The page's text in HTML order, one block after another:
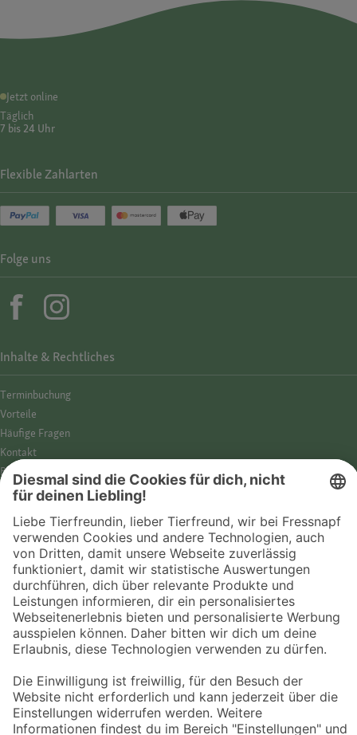
Jetzt online
Täglich
7 bis 24 Uhr
© 2026 Fressnapf Tiernahrungs GmbH
Inhalte & Rechtliches
Termin­buchung
Vorteile
Häufige Fragen
Kontakt
Barrierefreiheit
Impressum
Cookies
AGB
Entdecke Fressnapf
Tierversicherung
GPS-Tracker
Online-Shop
Flexible Zahlarten
Folge uns